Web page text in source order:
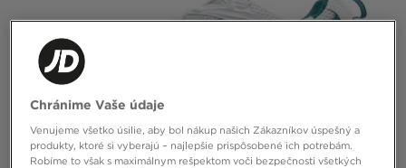
Chránime Vaše údaje
Venujeme všetko úsilie, aby bol nákup našich Zákazníkov úspešný a
produkty, ktoré si vyberajú – najlepšie prispôsobené ich potrebám.
Robíme to však s maximálnym rešpektom voči bezpečnosti všetkých